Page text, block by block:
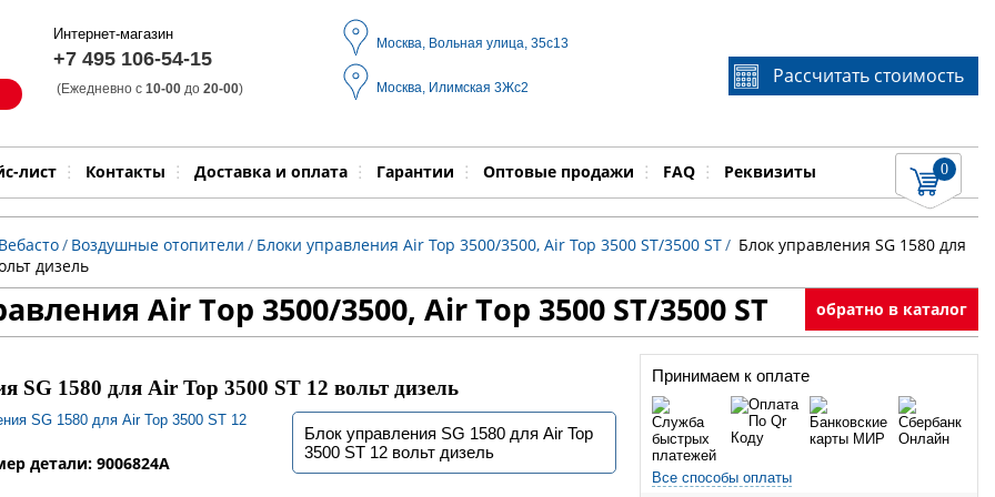
Интернет-магазин
+7 495 106-54-15
(Ежедневно с 10-00 до 20-00)
Москва, Вольная улица, 35с13
Москва, Илимская 3Жс2
Рассчитать стоимость
лист Контакты Доставка и оплата Гарантии Оптовые продажи FAQ Реквизиты 0
Если Вы не знаете идентификационный номер
запчасти, звоните по телефону+7 495 106-64-91, мы
Модель Выполняемые работы
/ Воздушные отопители / Блоки управления Air Top 3500/3500, Air Top 3500 ST/3500 ST/ Блок управления SG 1580 для
дизель
обратно в каталог
Air Top 3500/3500, Air Top 3500 ST/3500 ST
Принимаем к оплате
Все способы оплаты
SG 1580 для Air Top 3500 ST 12 вольт дизель
детали: 9006824A
Блок управления SG 1580 для Air Top
3500 ST 12 вольт дизель